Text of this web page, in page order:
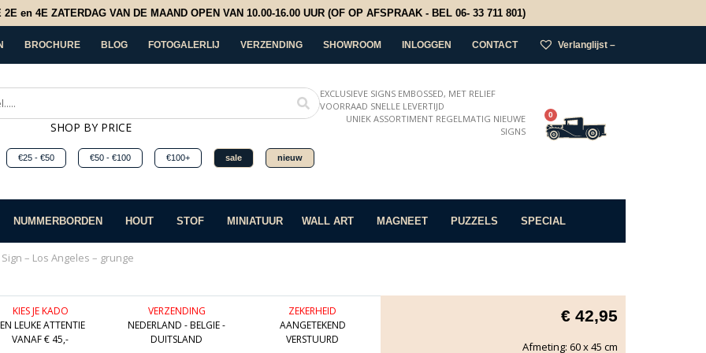
en 4E ZATERDAG VAN DE MAAND OPEN VAN 10.00-16.00 UUR (OF OP AFSPRAAK - BEL 06- 33 711 801)
BROCHURE BLOG FOTOGALERLIJ VERZENDING SHOWROOM INLOGGEN CONTACT Verlanglijst –
SHOP BY PRICE
€25 - €50 €50 - €100 €100+ sale nieuw
EXCLUSIEVE SIGNS EMBOSSED, MET RELIEF
VOORRAAD SNELLE LEVERTIJD
UNIEK ASSORTIMENT REGELMATIG NIEUWE
SIGNS
0
NUMMERBORDEN HOUT STOF MINIATUUR WALL ART MAGNEET PUZZELS SPECIAL
– Los Angeles – grunge
KIES JE KADO
LEUKE ATTENTIE
VANAF € 45,-
VERZENDING
NEDERLAND - BELGIE -
DUITSLAND
ZEKERHEID
AANGETEKEND
VERSTUURD
€ 42,95
Afmeting: 60 x 45 cm